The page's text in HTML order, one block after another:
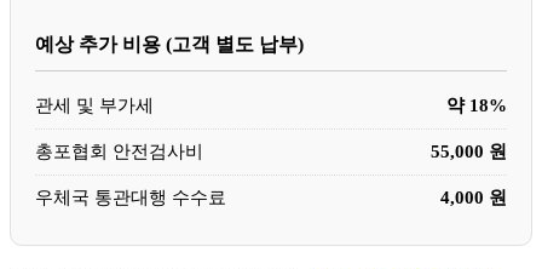
예상 추가 비용 (고객 별도 납부)
관세 및 부가세 약 18%
총포협회 안전검사비 55,000 원
우체국 통관대행 수수료 4,000 원